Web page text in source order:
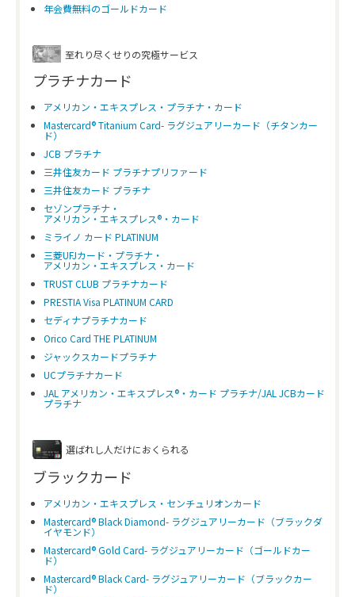
年会費無料のゴールドカード
至れり尽くせりの究極サービス
プラチナカード
アメリカン・エキスプレス・プラチナ・カード
Mastercard® Titanium Card- ラグジュアリーカード（チタンカー
ド）
JCB プラチナ
三井住友カード プラチナプリファード
三井住友カード プラチナ
セゾンプラチナ・
アメリカン・エキスプレス®・カード
ミライノ カード PLATINUM
三菱UFJカード・プラチナ・
アメリカン・エキスプレス・カード
TRUST CLUB プラチナカード
PRESTIA Visa PLATINUM CARD
セディナプラチナカード
Orico Card THE PLATINUM
ジャックスカードプラチナ
UCプラチナカード
JAL アメリカン・エキスプレス®・カード プラチナ/JAL JCBカード
プラチナ
選ばれし人だけにおくられる
ブラックカード
アメリカン・エキスプレス・センチュリオンカード
Mastercard® Black Diamond- ラグジュアリーカード（ブラックダ
イヤモンド）
Mastercard® Gold Card- ラグジュアリーカード（ゴールドカー
ド）
Mastercard® Black Card- ラグジュアリーカード（ブラックカー
ド）